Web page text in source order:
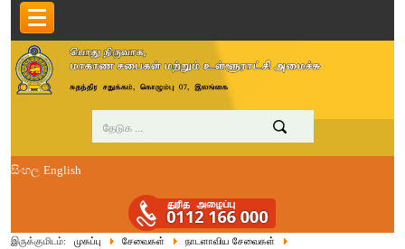
සිංහල English
இருக்குமிடம்: முகப்பு சேவைகள்
நாடளாவிய சேவைகள்